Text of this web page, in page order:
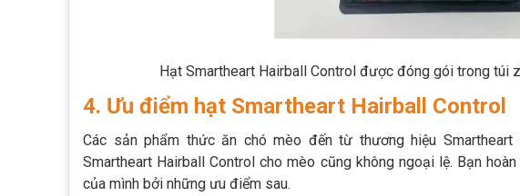
Hạt Smartheart Hairball Control được đóng gói trong túi
4. Ưu điểm hạt Smartheart Hairball Control
Các sản phẩm thức ăn chó mèo đến từ thương hiệu
Smartheart Hairball Control cho mèo cũng không ngoại lệ. Bạn
của mình bởi những ưu điểm sau.